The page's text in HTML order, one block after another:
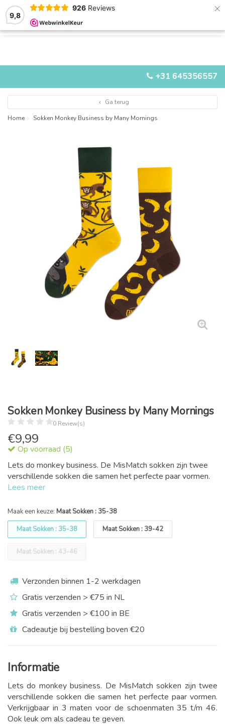
9,8
926 Reviews ×
+31 645356557
MENU
Ga terug
Home
Sokken Monkey Business by Many Mornings
Sokken Monkey Business by Many Mornings
0 Review(s)
€9,99
Op voorraad (5)
Lets do monkey business. De MisMatch sokken zijn twee
verschillende sokken die samen het perfecte paar vormen.
Lees meer
Maak een keuze: Maat Sokken : 35-38
Maat Sokken : 35-38
Maat Sokken : 39-42
Maat Sokken : 43-46
Verzonden binnen 1-2 werkdagen
Gratis verzenden > €75 in NL
Gratis verzenden > €100 in BE
Cadeautje bij bestelling boven €20
Informatie
Lets do monkey business. De MisMatch sokken zijn twee
verschillende sokken die samen het perfecte paar vormen.
Verkrijgbaar in 3 maten voor de schoenmaten 35 t/m 46.
Ook leuk om als cadeau te geven.